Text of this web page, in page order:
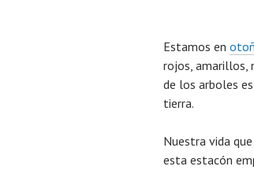
Estamos en
rojos, amarillos,
de los arboles
tierra.
Nuestra vida
esta estacón